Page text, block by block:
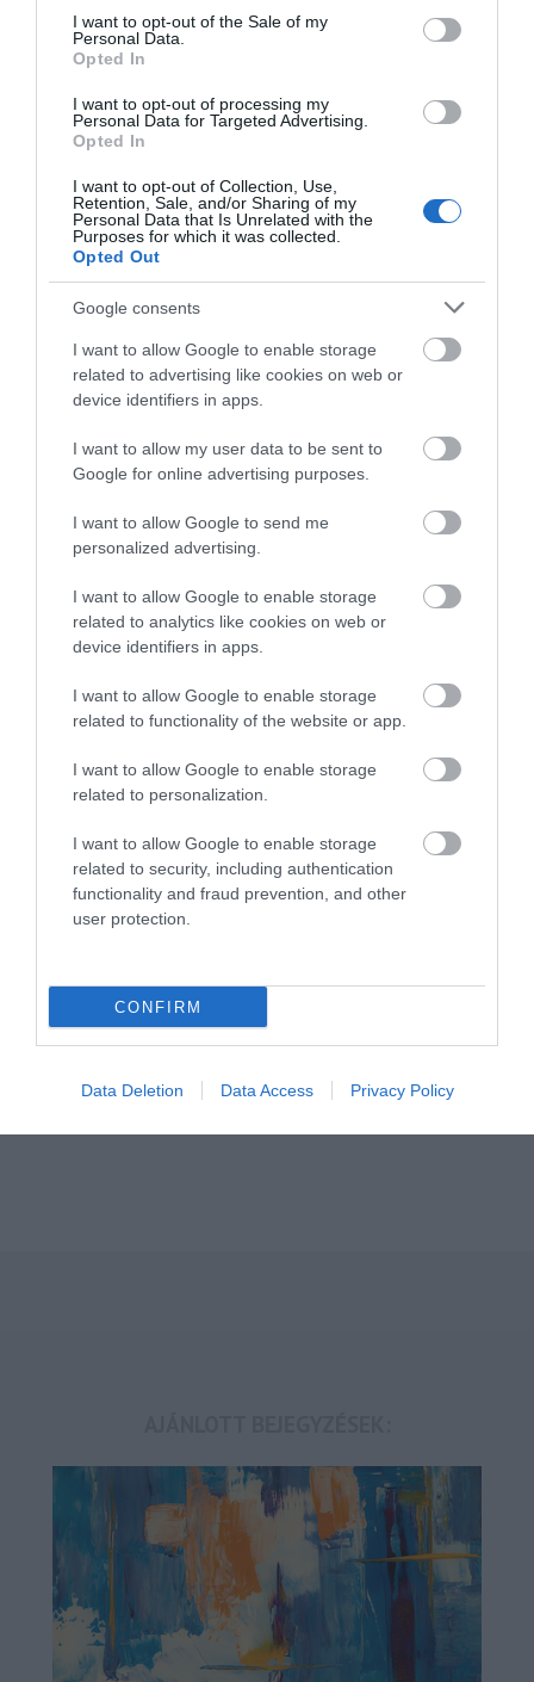
consent section.
I want to opt-out of the Sale of my
Personal Data.
Opted In
I want to opt-out of processing my
Personal Data for Targeted Advertising.
Opted In
I want to opt-out of Collection, Use,
Retention, Sale, and/or Sharing of my
Personal Data that Is Unrelated with the
Purposes for which it was collected.
Opted Out
Google consents
I want to allow Google to enable storage
related to advertising like cookies on web or
device identifiers in apps.
I want to allow my user data to be sent to
Google for online advertising purposes.
I want to allow Google to send me
personalized advertising.
I want to allow Google to enable storage
related to analytics like cookies on web or
device identifiers in apps.
I want to allow Google to enable storage
related to functionality of the website or app.
I want to allow Google to enable storage
related to personalization.
I want to allow Google to enable storage
related to security, including authentication
functionality and fraud prevention, and other
user protection.
CONFIRM
Data Deletion Data Access Privacy Policy
CONSULTING
Azt mondják, karizmatikus vezetőnek,
networkernek, hiteles kommunikátornak
születni kell. De mi van, ha nem annak
születünk? Hogyan érhetjük el, hogy
figyeljenek ránk? Hogy hitelesnek
versenytársaink közül, ha nem vagyunk
született tehetségek ezen a területen?
Érdekességek, kéthetente a postafiókodba.
INTRO EXTRO TANÁCS